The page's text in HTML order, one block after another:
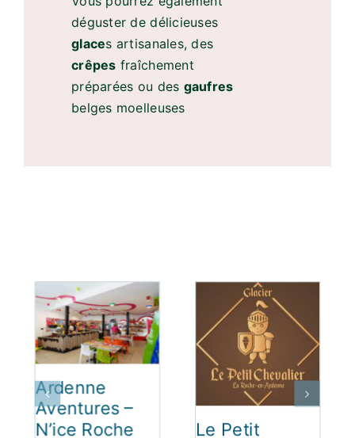
déguster de délicieuses
glaces artisanales, des
crêpes fraîchement
préparées ou des gaufres
belges moelleuses
Ardenne
Aventures –
N’ice Roche
Le Petit